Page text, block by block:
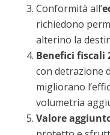
Conformità all’
richiedono
alterino la
Benefici fiscali
con detrazione
migliorano
volumetria
Valore